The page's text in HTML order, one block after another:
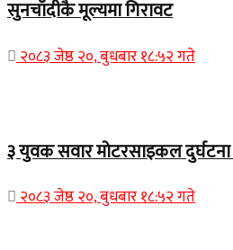
सुनचाँदीकै मूल्यमा गिरावट
२०८३ जेष्ठ २०, बुधबार १८:५२ गते
३ युवक सवार मोटरसाइकल दुर्घटना
२०८३ जेष्ठ २०, बुधबार १८:५२ गते